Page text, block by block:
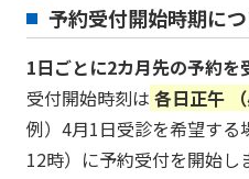
予約受付開始時期に
1日ごとに2カ月先の予約を
受付開始時刻は 各日正午 （
例）4月1日受診を希望す
12時）に予約受付を開始し